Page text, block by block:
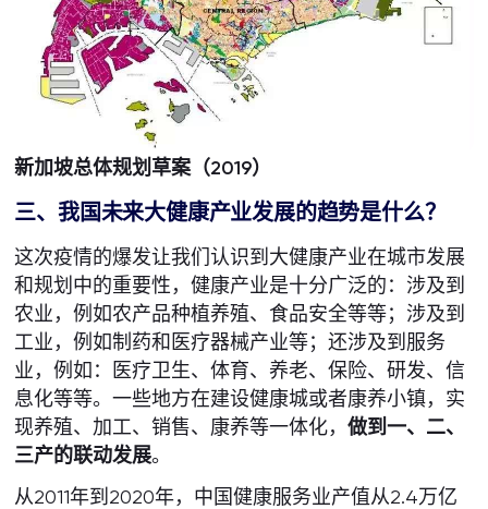
新加坡总体规划草案（2019）
三、我国未来大健康产业发展的趋势是什么？
这次疫情的爆发让我们认识到大健康产业在城市发展
和规划中的重要性，健康产业是十分广泛的：涉及到
农业，例如农产品种植养殖、食品安全等等；涉及到
工业，例如制药和医疗器械产业等；还涉及到服务
业，例如：医疗卫生、体育、养老、保险、研发、信
息化等等。一些地方在建设健康城或者康养小镇，实
现养殖、加工、销售、康养等一体化，做到一、二、
三产的联动发展。
从2011年到2020年，中国健康服务业产值从2.4万亿